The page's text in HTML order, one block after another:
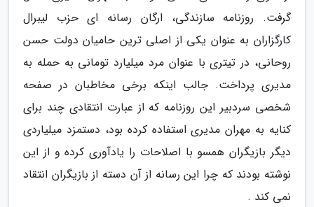
گرفت. روزنامه سازندگی، ارگان رسانه ای حزب لیبرال
کارگزاران به عنوان یکی از اصلی ترین حامیان دولت حسن
روحانی، در تیتری با عنوان مرد میلیارد تومانی به حمله به
مدیری پرداخت. جالب اینکه برخی مخاطبان در صفحه
شخصی سردبیر این روزنامه که از عبارت انتقادی چند برای
کنایه به مهران مدیری استفاده کرده بود، دستمزد میلیاردی
دیگر بازیگران همسو با اصلاحات را یادآوری کرده و از این
نوشته بودند که چرا این رسانه از آن دسته از بازیگران انتقاد
نمی کند .